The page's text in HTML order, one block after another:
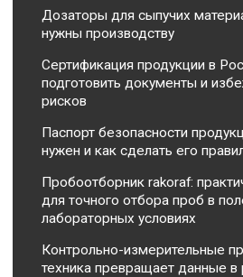
Дозаторы для сыпучих
нужны производству
Сертификация продукции в
подготовить документы и
рисков
Паспорт безопасности
нужен и как сделать его
Пробоотборник rakoraf:
для точного отбора проб в
лабораторных условиях
Контрольно-измерительные
техника превращает данные в